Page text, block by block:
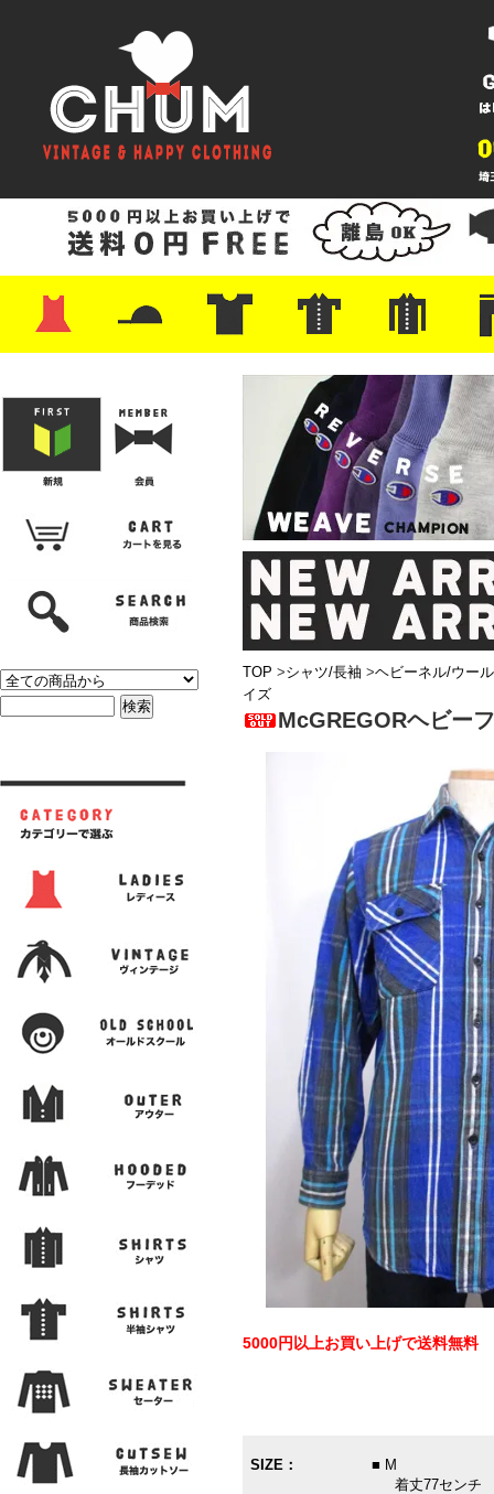
・レザーシューズ/スニーカー
・プリントTシャツ
・バンド/ツアー
・キャラクター
・Nike/adidas/スポーツ
・チャンピオン
・サーフ/スケート
・ボーダー/総柄/無地
・フットボール/リンガー
・タンクトップ/NBA・ポロシャツ
・半袖シャツ
・アロハ/サーフ/ボーリング
・ラルフ/ブランド
・無地/チェック/ストラ
・ワーク/ミリタリー/ウ
・ネル/ウール ・ショ
・アウ
・ジー
・
・ミリ
・コー
・コッ
・オー
・ジャ
ン
TOP >シャツ/長袖 >ヘビーネル/ウール
イズ
McGREGORヘビー
5000円以上お買い上げで送料無料
SIZE：
■ M
着丈77センチ